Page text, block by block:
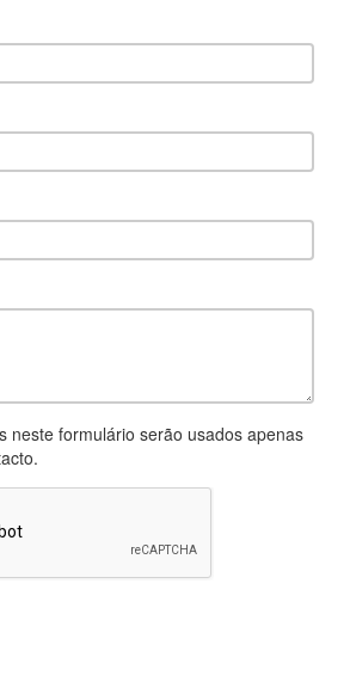
neste formulário serão usados apenas